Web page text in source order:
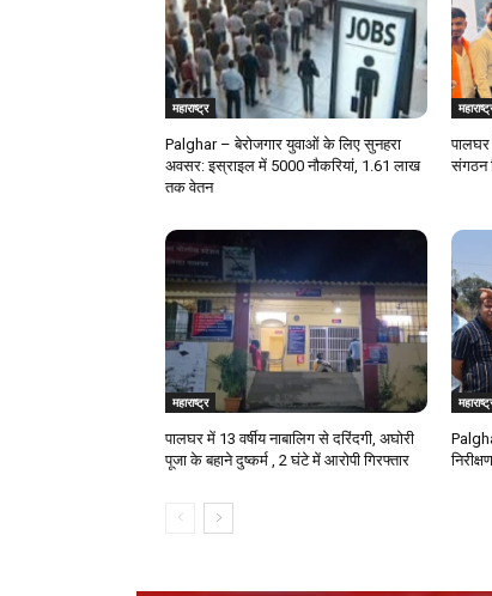
महाराष्ट्र
Palghar – बेरोजगार युवाओं के लिए सुनहरा
अवसर: इस्राइल में 5000 नौकरियां, ₹1.61 लाख
तक वेतन
पालघर
संगठन
महाराष्ट्र
पालघर में 13 वर्षीय नाबालिग से दरिंदगी, अघोरी
पूजा के बहाने दुष्कर्म , 2 घंटे में आरोपी गिरफ्तार